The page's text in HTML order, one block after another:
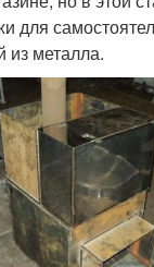
для
из металла.